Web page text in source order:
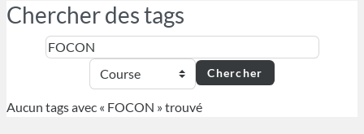
Chercher des tags
Chercher des tags
Aucun tags avec « FOCON » trouvé